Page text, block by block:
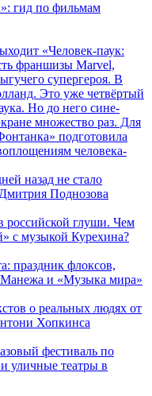
гид по фильмам
«Человек-паук:
франшизы Marvel,
супергероя. В
Это уже четвёртый
Но до него сине-
множество раз. Для
подготовила
человека-
назад не стало
Поднозова
российской глуши. Чем
с музыкой Курехина?
праздник флоксов,
Манежа и «Музыка мира»
о реальных людях от
Хопкинса
фестиваль по
уличные театры в